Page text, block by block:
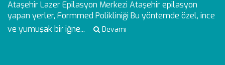
Ataşehir Lazer Epilasyon Merkezi Ataşehir epilasyon
yapan yerler, Formmed Polikliniği Bu yöntemde özel, ince
ve yumuşak bir iğne...
Devamı